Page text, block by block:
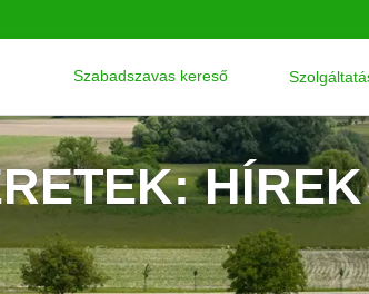
Szabadszavas kereső
HÍREK